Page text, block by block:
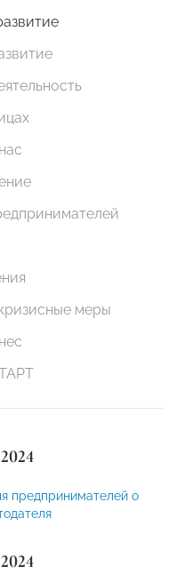
меры
предпринимателей о